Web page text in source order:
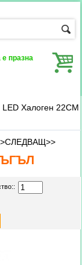
е празна
LED Халоген 22СМ